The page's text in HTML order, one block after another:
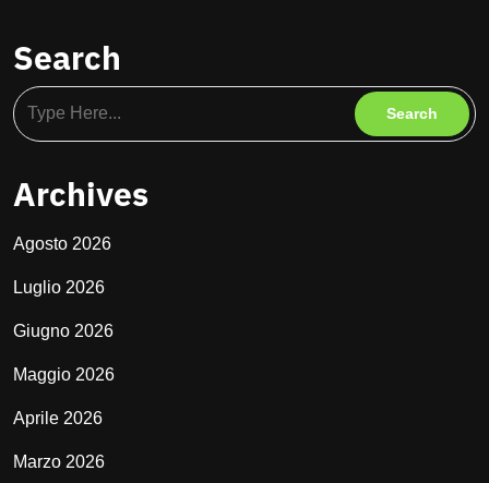
Search
Archives
Agosto 2026
Luglio 2026
Giugno 2026
Maggio 2026
Aprile 2026
Marzo 2026